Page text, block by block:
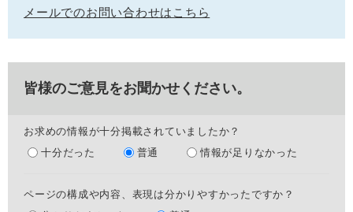
メールでのお問い合わせはこちら
皆様のご意見をお聞かせください。
お求めの情報が十分掲載されていましたか？
十分だった
普通 情報が足りなかった
ページの構成や内容、表現は分かりやすかったですか？